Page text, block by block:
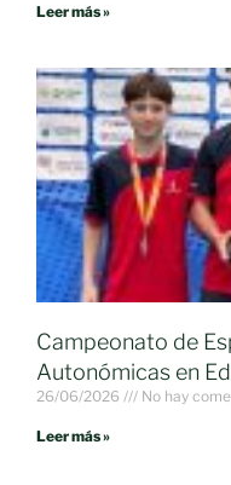
Leer más »
Campeonato de
Autonómicas en
26/06/2026 No hay
Leer más »